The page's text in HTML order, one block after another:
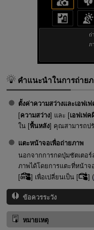
คำแนะนำในการถ่าย
ตั้งค่าความสว่างและเอฟเ
[ความสว่าง] และ [เอฟเฟค
ใน [พื้นหลัง] คุณสามารถป
แตะหน้าจอเพื่อถ่ายภาพ
นอกจากการกดปุ่มชัตเตอ
ภาพได้โดยการแตะที่หน้าจ
[
] เพื่อเปลี่ยนเป็น [ ] (
ข้อควรระวัง
หมายเหตุ